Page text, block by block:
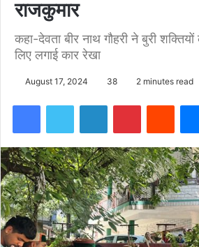
राजकुमार
कहा-देवता बीर नाथ गौहरी ने बुरी
लिए लगाई कार रेखा
August 17, 2024 38 2 minutes read